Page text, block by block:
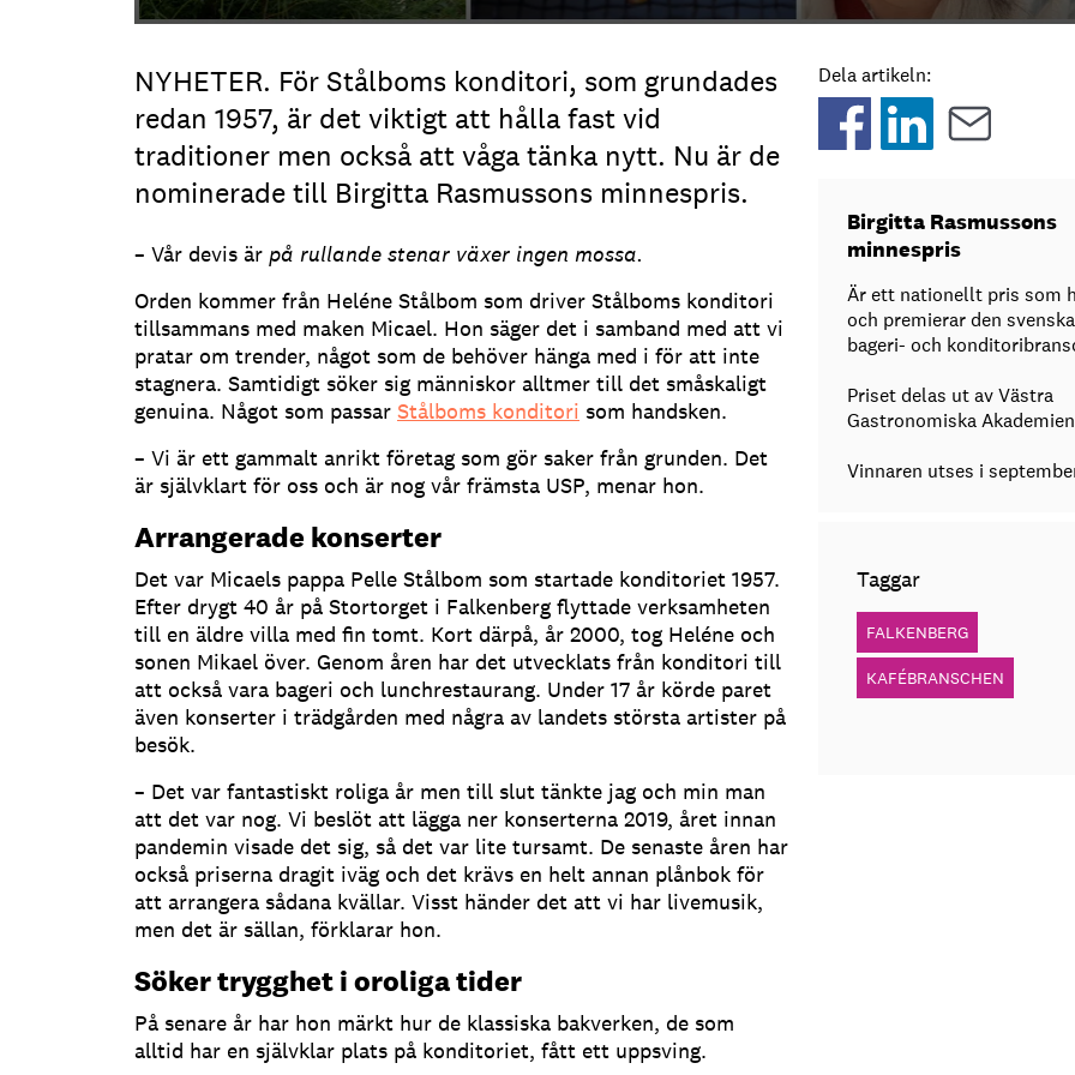
NYHETER. För Stålboms konditori, som grundades
redan 1957, är det viktigt att hålla fast vid
traditioner men också att våga tänka nytt. Nu är de
nominerade till Birgitta Rasmussons minnespris.
– Vår devis är på rullande stenar växer ingen mossa.
Orden kommer från Heléne Stålbom som driver Stålboms konditori
tillsammans med maken Micael. Hon säger det i samband med att vi
pratar om trender, något som de behöver hänga med i för att inte
stagnera. Samtidigt söker sig människor alltmer till det småskaligt
genuina. Något som passar Stålboms konditori som handsken.
– Vi är ett gammalt anrikt företag som gör saker från grunden. Det
är självklart för oss och är nog vår främsta USP, menar hon.
Arrangerade konserter
Det var Micaels pappa Pelle Stålbom som startade konditoriet 1957.
Efter drygt 40 år på Stortorget i Falkenberg flyttade verksamheten
till en äldre villa med fin tomt. Kort därpå, år 2000, tog Heléne och
sonen Mikael över. Genom åren har det utvecklats från konditori till
att också vara bageri och lunchrestaurang. Under 17 år körde paret
även konserter i trädgården med några av landets största artister på
besök.
– Det var fantastiskt roliga år men till slut tänkte jag och min man
att det var nog. Vi beslöt att lägga ner konserterna 2019, året innan
pandemin visade det sig, så det var lite tursamt. De senaste åren har
också priserna dragit iväg och det krävs en helt annan plånbok för
att arrangera sådana kvällar. Visst händer det att vi har livemusik,
men det är sällan, förklarar hon.
Söker trygghet i oroliga tider
På senare år har hon märkt hur de klassiska bakverken, de som
alltid har en självklar plats på konditoriet, fått ett uppsving.
Dela artikeln:
Birgitta Rasmussons
minnespris
Är ett nationellt pris som
och premierar den svenska
bageri- och
Priset delas ut av Västra
Gastronomiska
Vinnaren utses i
Taggar
FALKENBERG
KAFÉBRANSCHEN